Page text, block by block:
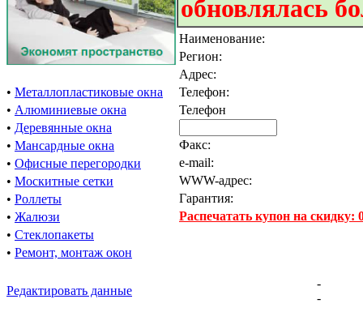
• Металлопластиковые окна
• Алюминиевые окна
• Деревянные окна
• Мансардные окна
• Офисные перегородки
• Москитные сетки
• Роллеты
• Жалюзи
• Стеклопакеты
• Ремонт, монтаж окон
обновлялась
Наименование:
Регион:
Адрес:
Телефон:
Телефон
Факс:
e-mail:
WWW-адрес:
Гарантия:
Распечатать купон на скидку:
Редактировать данные
-
-